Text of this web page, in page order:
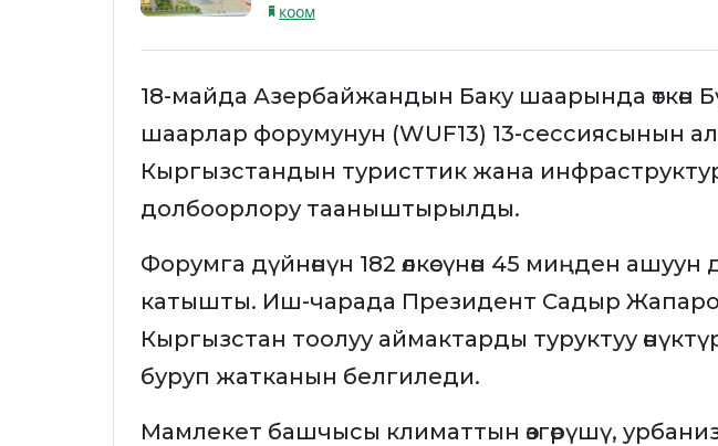
коом
18-майда Азербайжандын Баку шаарында өткөн
шаарлар форумунун (WUF13) 13-сессиясынын
Кыргызстандын туристтик жана
долбоорлору тааныштырылды.
Форумга дүйнөнүн 182 өлкөсүнөн 45 миңден ашуун
катышты. Иш-чарада Президент Садыр Жапаров
Кыргызстан тоолуу аймактарды туруктуу
буруп жатканын белгиледи.
Мамлекет башчысы климаттын өзгөрүшү,